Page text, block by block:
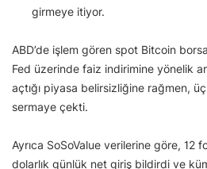
girmeye itiyor.
ABD’de işlem gören spot Bitcoin borsa
Fed üzerinde faiz indirimine yönelik
açtığı piyasa belirsizliğine rağmen,
sermaye çekti.
Ayrıca SoSoValue verilerine göre, 12
dolarlık günlük net giriş bildirdi ve